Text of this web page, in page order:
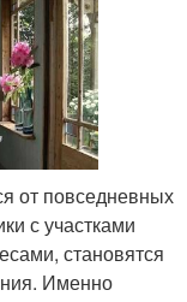
от повседневных
с участками
становятся
Именно